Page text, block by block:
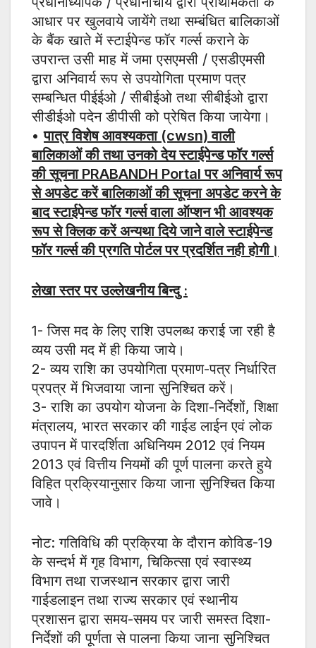
आधार पर खुलवाये जायेंगे तथा सम्बंधित बालिकाओं
के बैंक खाते में स्टाईपेन्ड फॉर गर्ल्स कराने के
उपरान्त उसी माह में जमा एसएमसी / एसडीएमसी
द्वारा अनिवार्य रूप से उपयोगिता प्रमाण पत्र
सम्बन्धित पीईईओ / सीबीईओ तथा सीबीईओ द्वारा
सीडीईओ पदेन डीपीसी को प्रेषित किया जायेगा।
•पात्र विशेष आवश्यकता (cwsn) वाली
बालिकाओं की तथा उनको देय स्टाईपेन्ड फॉर गर्ल्स
की सूचना PRABANDH Portal पर अनिवार्य रूप
से अपडेट करें बालिकाओं की सूचना अपडेट करने के
बाद स्टाईपेन्ड फॉर गर्ल्स वाला ऑप्शन भी आवश्यक
रूप से क्लिक करें अन्यथा दिये जाने वाले स्टाईपेन्ड
फॉर गर्ल्स की प्रगति पोर्टल पर प्रदर्शित नही होगी।
लेखा स्तर पर उल्लेखनीय बिन्दु :
1- जिस मद के लिए राशि उपलब्ध कराई जा रही है
व्यय उसी मद में ही किया जाये।
2- व्यय राशि का उपयोगिता प्रमाण-पत्र निर्धारित
प्रपत्र में भिजवाया जाना सुनिश्चित करें।
3- राशि का उपयोग योजना के दिशा-निर्देशों, शिक्षा
मंत्रालय, भारत सरकार की गाईड लाईन एवं लोक
उपापन में पारदर्शिता अधिनियम 2012 एवं नियम
2013 एवं वित्तीय नियमों की पूर्ण पालना करते हुये
विहित प्रक्रियानुसार किया जाना सुनिश्चित किया
जावे।
नोट: गतिविधि की प्रक्रिया के दौरान कोविड-19
के सन्दर्भ में गृह विभाग, चिकित्सा एवं स्वास्थ्य
विभाग तथा राजस्थान सरकार द्वारा जारी
गाईडलाइन तथा राज्य सरकार एवं स्थानीय
प्रशासन द्वारा समय-समय पर जारी समस्त दिशा-
निर्देशों की पूर्णता से पालना किया जाना सुनिश्चित